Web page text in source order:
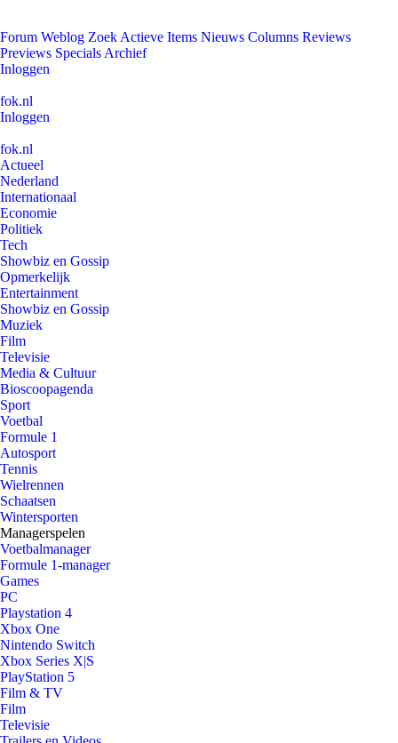
Forum Weblog Zoek Actieve Items Nieuws Columns Reviews
Previews Specials Archief
Inloggen
fok.nl
Inloggen
fok.nl
Actueel
Nederland
Internationaal
Economie
Politiek
Tech
Showbiz en Gossip
Opmerkelijk
Entertainment
Showbiz en Gossip
Muziek
Film
Televisie
Media & Cultuur
Bioscoopagenda
Sport
Voetbal
Formule 1
Autosport
Tennis
Wielrennen
Schaatsen
Wintersporten
Managerspelen
Voetbalmanager
Formule 1-manager
Games
PC
Playstation 4
Xbox One
Nintendo Switch
Xbox Series X|S
PlayStation 5
Film & TV
Film
Televisie